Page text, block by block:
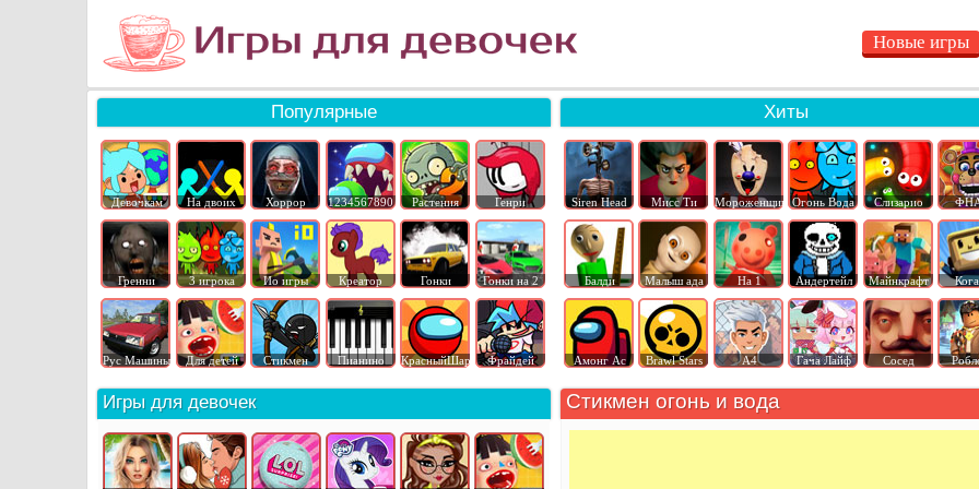
Новые игры
Популярные
Девочкам На двоих Хоррор 1234567890 Растения Генри
Гренни 3 игрока Ио игры Креатор Гонки Гонки на 2
Рус Машины Для детей Стикмен Пианино КрасныйШар Фрайдей
Хиты
Siren Head Мисс Ти Мороженщик Огонь Вода Слизарио
Балди Малыш ада На 1 Андертейл Майнкрафт
Амонг Ас Brawl Stars А4 Гача Лайф Сосед
Стикмен огонь и вода
Игры для девочек